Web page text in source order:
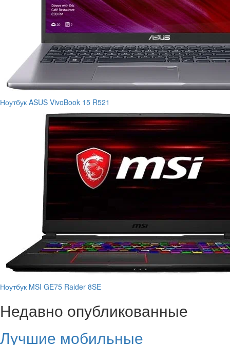
Ноутбук ASUS VivoBook 15 R521
Ноутбук MSI GE75 Raider 8SE
Недавно опубликованные
Лучшие мобильные